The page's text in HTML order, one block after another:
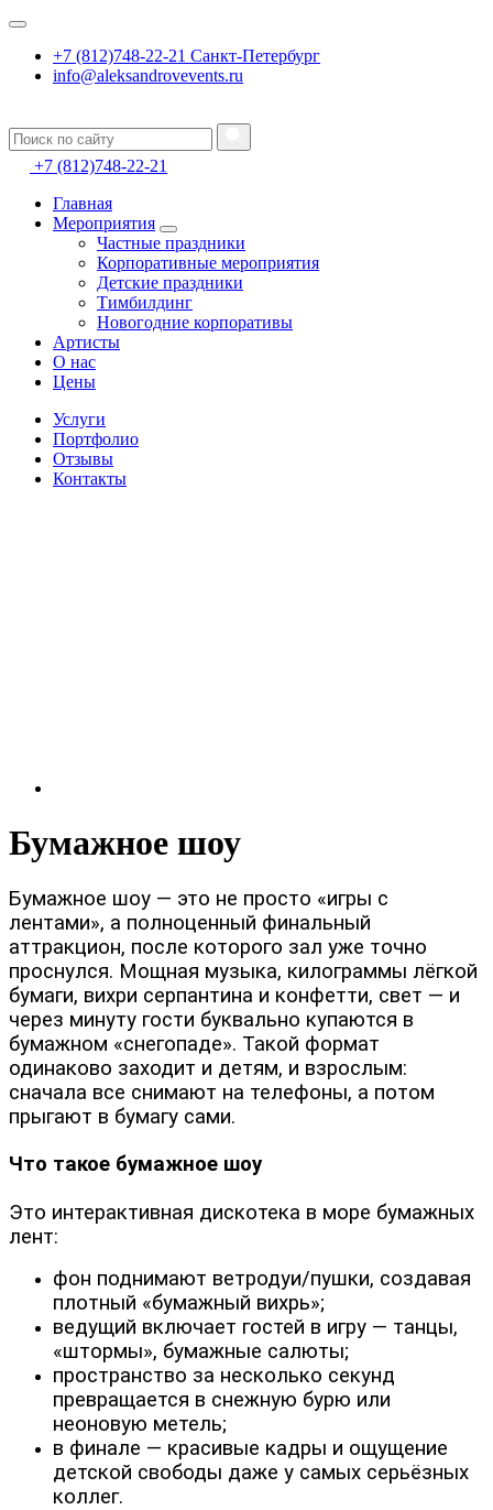
+7 (812)748-22-21 Санкт-Петербург
info@aleksandrovevents.ru
+7 (812)748-22-21
Главная
Мероприятия
Частные праздники
Корпоративные мероприятия
Детские праздники
Тимбилдинг
Новогодние корпоративы
Артисты
О нас
Цены
Услуги
Портфолио
Отзывы
Контакты
Бумажное шоу
Бумажное шоу — это не просто «игры с
лентами», а полноценный финальный
аттракцион, после которого зал уже точно
проснулся. Мощная музыка, килограммы лёгкой
бумаги, вихри серпантина и конфетти, свет — и
через минуту гости буквально купаются в
бумажном «снегопаде». Такой формат
одинаково заходит и детям, и взрослым:
сначала все снимают на телефоны, а потом
прыгают в бумагу сами.
Что такое бумажное шоу
Это интерактивная дискотека в море бумажных
лент:
фон поднимают ветродуи/пушки, создавая
плотный «бумажный вихрь»;
ведущий включает гостей в игру — танцы,
«штормы», бумажные салюты;
пространство за несколько секунд
превращается в снежную бурю или
неоновую метель;
в финале — красивые кадры и ощущение
детской свободы даже у самых серьёзных
коллег.